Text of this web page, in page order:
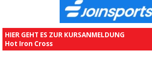
HIER GEHT ES ZUR KURSANMELDUNG
Hot Iron Cross